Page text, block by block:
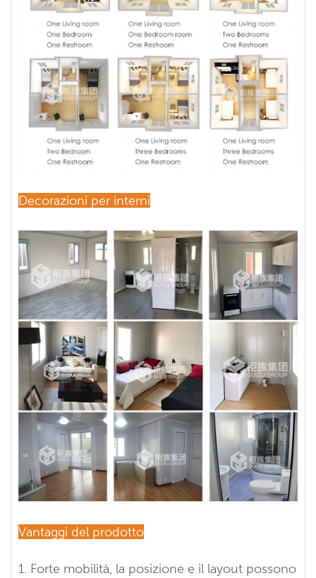
Decorazioni per interni
Vantaggi del prodotto
1. Forte mobilità, la posizione e il layout possono